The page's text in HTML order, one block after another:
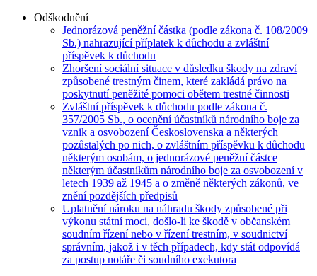
Odškodnění
Jednorázová peněžní částka (podle zákona č. 108/2009
Sb.) nahrazující příplatek k důchodu a zvláštní
příspěvek k důchodu
Zhoršení sociální situace v důsledku škody na zdraví
způsobené trestným činem, které zakládá právo na
poskytnutí peněžité pomoci obětem trestné činnosti
Zvláštní příspěvek k důchodu podle zákona č.
357/2005 Sb., o ocenění účastníků národního boje za
vznik a osvobození Československa a některých
pozůstalých po nich, o zvláštním příspěvku k důchodu
některým osobám, o jednorázové peněžní částce
některým účastníkům národního boje za osvobození v
letech 1939 až 1945 a o změně některých zákonů, ve
znění pozdějších předpisů
Uplatnění nároku na náhradu škody způsobené při
výkonu státní moci, došlo-li ke škodě v občanském
soudním řízení nebo v řízení trestním, v soudnictví
správním, jakož i v těch případech, kdy stát odpovídá
za postup notáře či soudního exekutora